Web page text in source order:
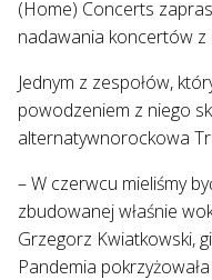
(Home) Concerts
nadawania koncertów z
Jednym z zespołów,
powodzeniem z niego
alternatywnorockowa
– W czerwcu mieliśmy
zbudowanej właśnie
Grzegorz Kwiatkowski,
Pandemia